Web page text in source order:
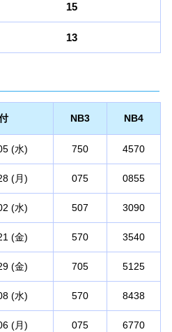
15
13
NB3 NB4
(水) 750 4570
(月) 075 0855
(水) 507 3090
(金) 570 3540
(金) 705 5125
(水) 570 8438
(月) 075 6770